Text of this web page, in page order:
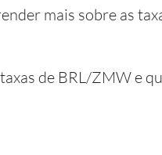
mais sobre as
de BRL/ZMW e